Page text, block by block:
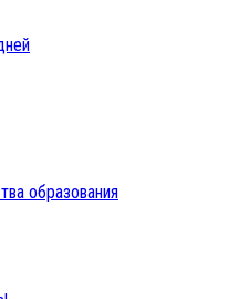
образования